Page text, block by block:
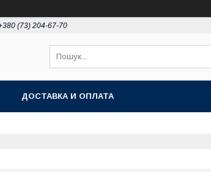
(73) 204-67-70
ДОСТАВКА И ОПЛАТА